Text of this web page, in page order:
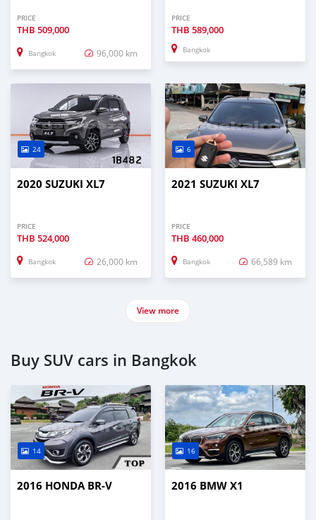
PRICE
THB 509,000
Bangkok 96,000 km
PRICE
THB 589,000
Bangkok
24
2020 SUZUKI XL7
PRICE
THB 524,000
Bangkok 26,000 km
6
2021 SUZUKI XL7
PRICE
THB 460,000
Bangkok 66,589 km
View more
Buy SUV cars in Bangkok
14
2016 HONDA BR-V
16
2016 BMW X1